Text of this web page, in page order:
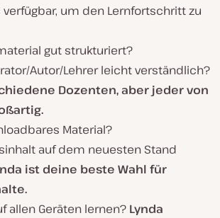
verfügbar, um den Lernfortschritt zu
gut strukturiert?
Autor/Lehrer leicht verständlich?
Dozenten, aber jeder von
Material?
auf dem neuesten Stand
ist deine beste Wahl für
allen Geräten lernen? Lynda